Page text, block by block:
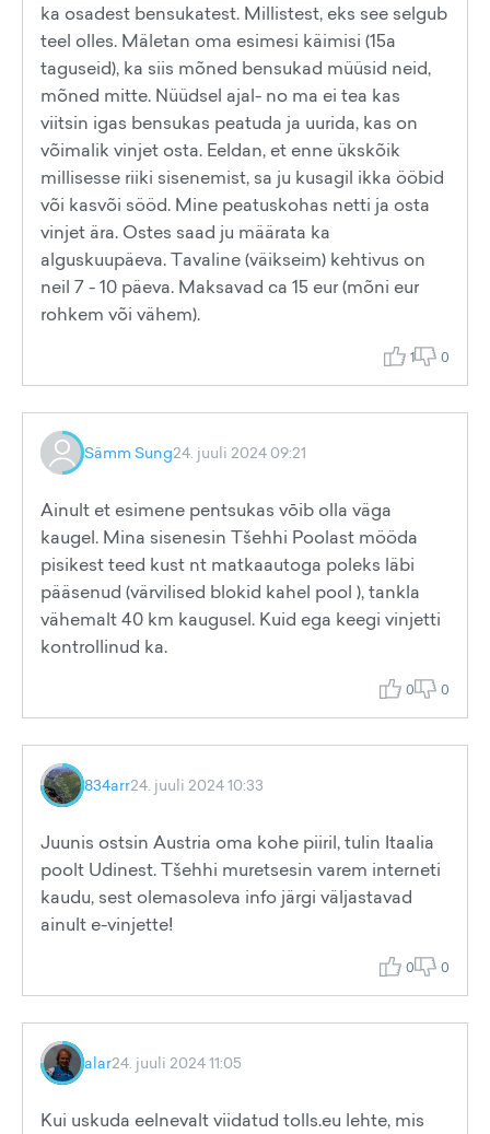
ka osadest bensukatest. Millistest, eks see selgub
teel olles. Mäletan oma esimesi käimisi (15a
taguseid), ka siis mõned bensukad müüsid neid,
mõned mitte. Nüüdsel ajal- no ma ei tea kas
viitsin igas bensukas peatuda ja uurida, kas on
võimalik vinjet osta. Eeldan, et enne ükskõik
millisesse riiki sisenemist, sa ju kusagil ikka ööbid
või kasvõi sööd. Mine peatuskohas netti ja osta
vinjet ära. Ostes saad ju määrata ka
alguskuupäeva. Tavaline (väikseim) kehtivus on
neil 7 - 10 päeva. Maksavad ca 15 eur (mõni eur
rohkem või vähem).
1 0
Sämm Sung24. juuli 2024 09:21
Ainult et esimene pentsukas vōib olla väga
kaugel. Mina sisenesin Tšehhi Poolast mööda
pisikest teed kust nt matkaautoga poleks läbi
pääsenud (värvilised blokid kahel pool ), tankla
vähemalt 40 km kaugusel. Kuid ega keegi vinjetti
kontrollinud ka.
0 0
834arr24. juuli 2024 10:33
Juunis ostsin Austria oma kohe piiril, tulin Itaalia
poolt Udinest. Tšehhi muretsesin varem interneti
kaudu, sest olemasoleva info järgi väljastavad
ainult e-vinjette!
0 0
alar24. juuli 2024 11:05
Kui uskuda eelnevalt viidatud tolls.eu lehte, mis